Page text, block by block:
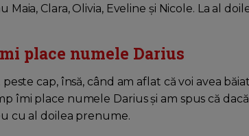
Maia, Clara, Olivia, Eveline și Nicole. La al
place numele Darius
cap, însă, când am aflat că voi avea
îmi place numele Darius și am spus că
cu al doilea prenume.